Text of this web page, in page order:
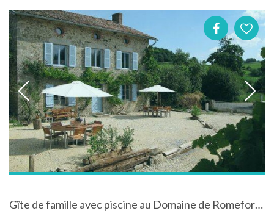
Gîte de famille avec piscine au Domaine de Romefort à Saint-Léonard-de-Noblat